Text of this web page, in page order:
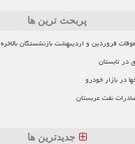
پربحث ترین ها
فروردین و اردیبهشت بازنشستگان بالاخره
تابستان
در بازار خودرو
نفت عربستان
جدیدترین ها